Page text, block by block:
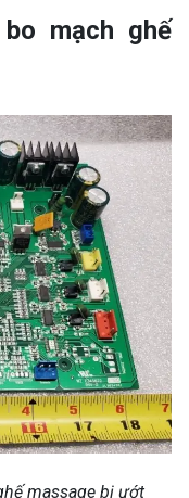
mạch ghế
massage bị ướt